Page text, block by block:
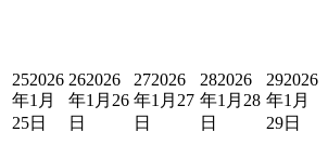
252026
年1月
25日
262026
年1月26
日
272026
年1月27
日
282026
年1月28
日
292026
年1月
29日